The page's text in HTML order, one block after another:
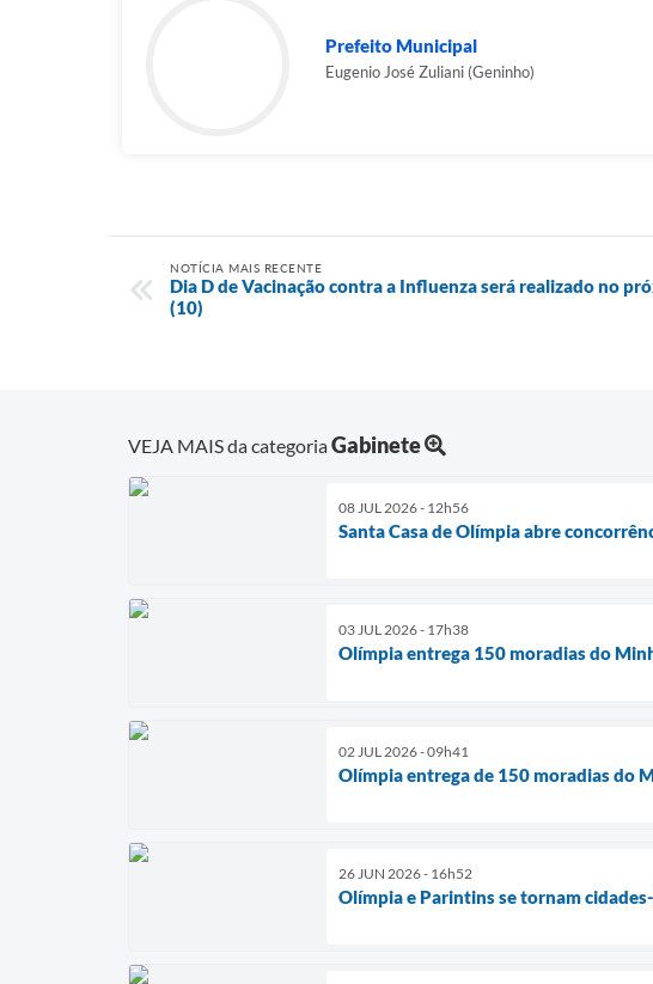
Prefeito Municipal
Eugenio José Zuliani (Geninho)
NOTÍCIA MAIS RECENTE
Dia D de Vacinação contra a Influenza será realizado no
(10)
VEJA MAIS da categoriaGabinete
08 JUL 2026 - 12h56
Santa Casa de Olímpia abre
03 JUL 2026 - 17h38
Olímpia entrega 150 moradias do
02 JUL 2026 - 09h41
Olímpia entrega de 150 moradias do
26 JUN 2026 - 16h52
Olímpia e Parintins se tornam